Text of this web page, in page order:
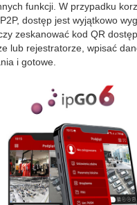
funkcji. W przypadku
dostęp jest wyjątkowo
zeskanować kod QR
lub rejestratorze, wpisać
i gotowe.